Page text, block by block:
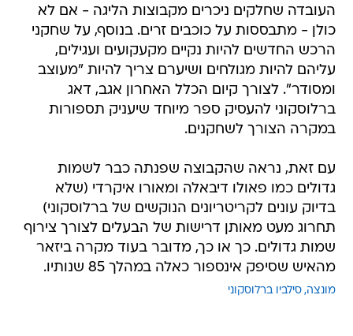
העובדה שחלקים ניכרים מקבוצות הליגה - אם לא
כולן - מתבססות על כוכבים זרים. בנוסף, על שחקני
הרכש החדשים להיות נקיים מקעקועים ועגילים,
עליהם להיות מגולחים ושיערם צריך להיות "מעוצב
ומסודר". לצורך קיום הכלל האחרון אגב, דאג
ברלוסקוני להעסיק ספר מיוחד שיעניק תספורות
במקרה הצורך לשחקנים.
עם זאת, נראה שהקבוצה שפנתה כבר לשמות
גדולים כמו פאולו דיבאלה ומאורו איקרדי (שלא
בדיוק עונים לקריטריונים הנוקשים של ברלוסקוני)
תחרוג מעט מאותן דרישות של הבעלים לצורך צירוף
שמות גדולים. כך או כך, מדובר בעוד מקרה ביזאר
מהאיש שסיפק אינספור כאלה במהלך 85 שנותיו.
מונצה סילביו ברלוסקוני